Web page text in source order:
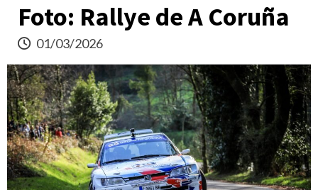
Foto: Rallye de A Coruña
01/03/2026